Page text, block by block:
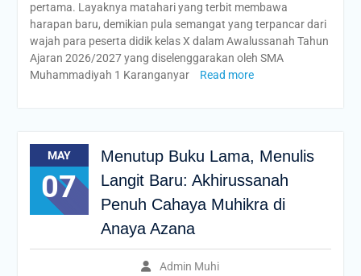
pertama. Layaknya matahari yang terbit membawa
harapan baru, demikian pula semangat yang terpancar dari
wajah para peserta didik kelas X dalam Awalussanah Tahun
Ajaran 2026/2027 yang diselenggarakan oleh SMA
Muhammadiyah 1 Karanganyar
Read more
MAY
07
Menutup Buku Lama, Menulis
Langit Baru: Akhirussanah
Penuh Cahaya Muhikra di
Anaya Azana
Admin Muhi